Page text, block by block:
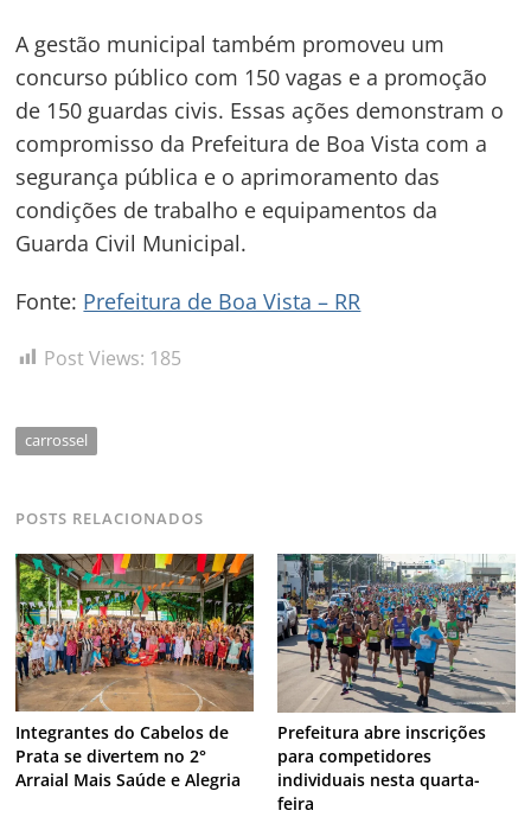
A gestão municipal também promoveu um
concurso público com 150 vagas e a promoção
de 150 guardas civis. Essas ações demonstram o
compromisso da Prefeitura de Boa Vista com a
segurança pública e o aprimoramento das
condições de trabalho e equipamentos da
Guarda Civil Municipal.
Fonte: Prefeitura de Boa Vista – RR
Post Views: 185
carrossel
POSTS RELACIONADOS
Integrantes do Cabelos de
Prata se divertem no 2°
Arraial Mais Saúde e Alegria
Prefeitura abre inscrições
para competidores
individuais nesta quarta-
feira